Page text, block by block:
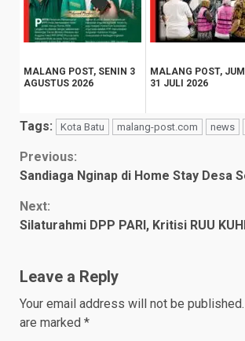
MALANG POST, SENIN 3
AGUSTUS 2026
MALANG POST,
31 JULI 2026
Tags: Kota Batu malang-post.com news
Continue
Previous:
Sandiaga Nginap di Home Stay Desa
Next:
Silaturahmi DPP PARI, Kritisi RUU
Leave a Reply
Your email address will not be published.
are marked *